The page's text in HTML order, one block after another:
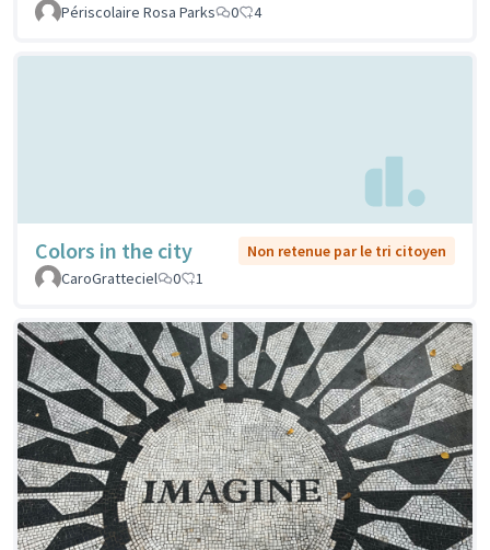
Périscolaire Rosa Parks
0 4
Colors in the city
Non retenue par le tri citoyen
CaroGratteciel
0 1